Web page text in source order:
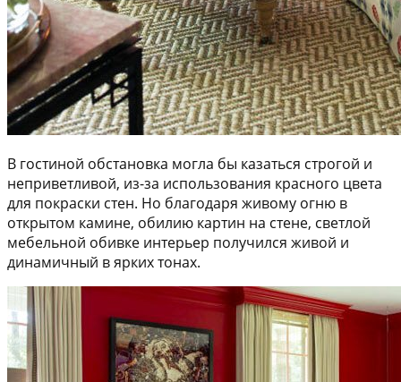
В гостиной обстановка могла бы казаться строгой и
неприветливой, из-за использования красного цвета
для покраски стен. Но благодаря живому огню в
открытом камине, обилию картин на стене, светлой
мебельной обивке интерьер получился живой и
динамичный в ярких тонах.